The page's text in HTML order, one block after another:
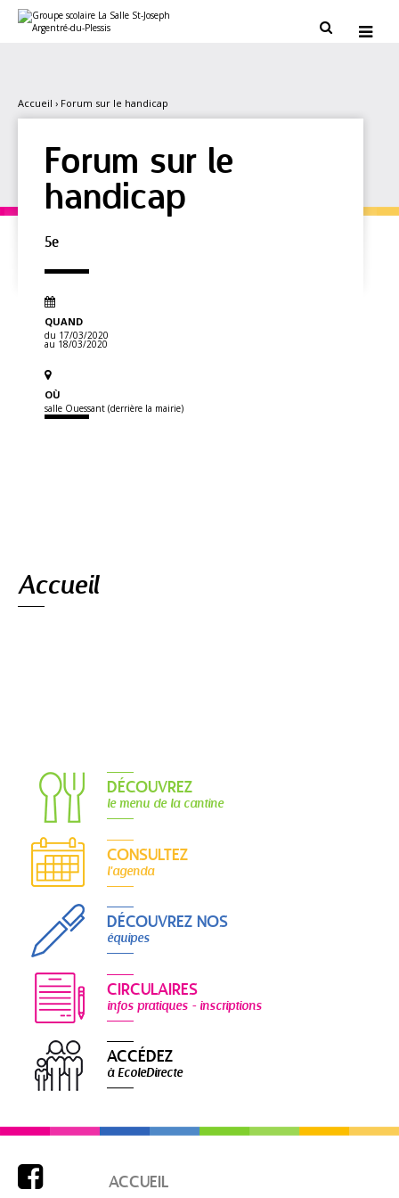
contenu.
personnels
 
Accueil › Forum sur le handicap
Forum sur le
handicap
5e
QUAND
du 17/03/2020
au 18/03/2020
OÙ
salle Ouessant (derrière la mairie)
Accueil
DÉCOUVREZ
le menu de la cantine
CONSULTEZ
l'agenda
DÉCOUVREZ NOS
équipes
CIRCULAIRES
infos pratiques - inscriptions
ACCÉDEZ
à EcoleDirecte
 ACCUEIL